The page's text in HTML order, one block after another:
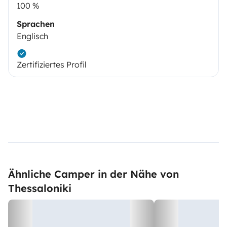
100 %
Sprachen
Englisch
Zertifiziertes Profil
Ähnliche Camper in der Nähe von
Thessaloniki